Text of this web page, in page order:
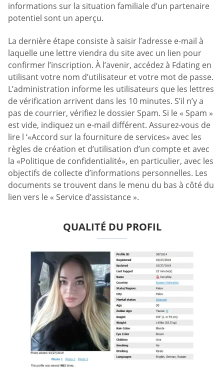
informations sur la situation familiale d’un partenaire
potentiel sont un aperçu.
La dernière étape consiste à saisir l’adresse e-mail à
laquelle une lettre viendra du site avec un lien pour
confirmer l’inscription. À l’avenir, accédez à Fdating en
utilisant votre nom d’utilisateur et votre mot de passe.
L’administration informe les utilisateurs que les lettres
de vérification arrivent dans les 10 minutes. S’il n’y a
pas de courrier, vérifiez le dossier Spam. Si le « Spam »
est vide, indiquez un e-mail différent. Assurez-vous de
lire l ‘«Accord sur la fourniture de services» avec les
règles de création et d’utilisation d’un compte et avec
la «Politique de confidentialité», en particulier, avec les
objectifs de collecte d’informations personnelles. Les
documents se trouvent dans le menu du bas à côté du
lien vers le « Service d’assistance ».
QUALITÉ DU PROFIL